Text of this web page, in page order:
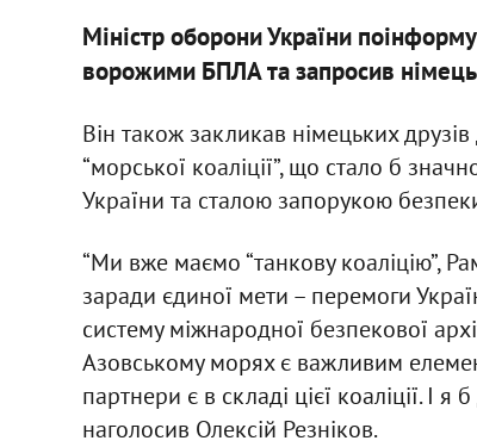
Міністр оборони України
ворожими БПЛА та запросив
Він також закликав німецьких
“морської коаліції”, що стало б
України та сталою запорукою
“Ми вже маємо “танкову коаліцію”,
заради єдиної мети – перемоги
систему міжнародної безпекової
Азовському морях є важливим
партнери є в складі цієї коаліції. І
наголосив Олексій Резніков.